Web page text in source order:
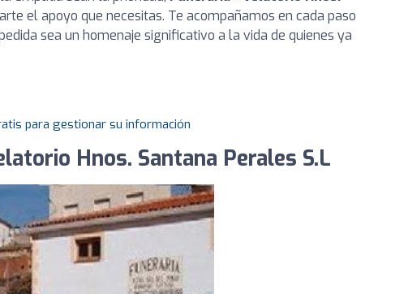
el apoyo que necesitas. Te acompañamos en cada paso
sea un homenaje significativo a la vida de quienes ya
para gestionar su información
Hnos. Santana Perales S.L